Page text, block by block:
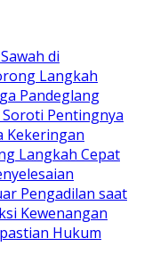
di
Langkah
Pandeglang
Soroti Pentingnya
Kekeringan
Langkah Cepat
Pengadilan saat
Kewenangan
Hukum